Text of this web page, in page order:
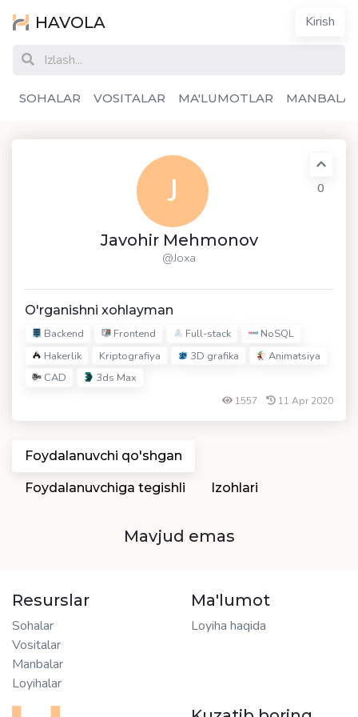
HAVOLA Kirish
SOHALAR VOSITALAR MA'LUMOTLAR
J
Javohir Mehmonov
@Joxa
0
O'rganishni xohlayman
Backend Frontend Full-stack
NoSQL
Hakerlik
Kriptografiya 3D grafika
Animatsiya
CAD
3ds Max
1557 11 Apr 2020
Foydalanuvchi qo'shgan
Foydalanuvchiga tegishli Izohlari
Mavjud emas
Resurslar
Sohalar
Vositalar
Manbalar
Loyihalar
Ma'lumot
Loyiha haqida